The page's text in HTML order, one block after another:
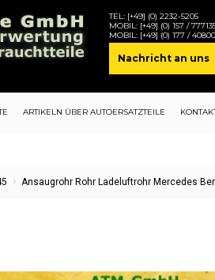
TEL: [+49] (0) 2232-5205
MOBIL: [+49] (0) 157 /
MOBIL: [+49] (0) 177 /
Nachricht an uns
ARTIKELN ÜBER AUTOERSATZTEILE
Ansaugrohr Rohr Ladeluftrohr Mercedes